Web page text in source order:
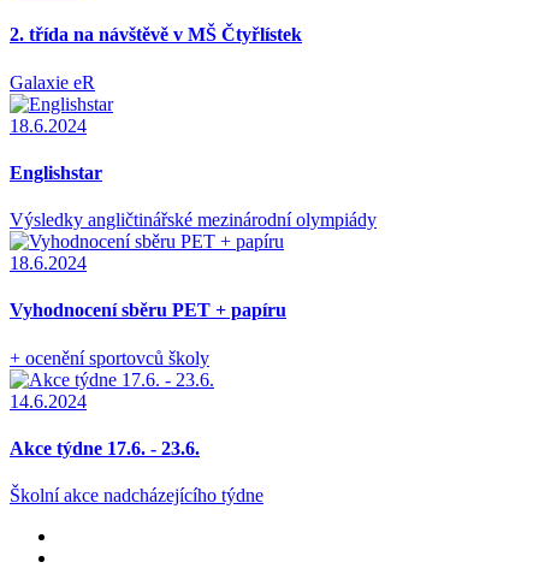
2. třída na návštěvě v MŠ Čtyřlístek
Galaxie eR
18.6.2024
Englishstar
Výsledky angličtinářské mezinárodní olympiády
18.6.2024
Vyhodnocení sběru PET + papíru
+ ocenění sportovců školy
14.6.2024
Akce týdne 17.6. - 23.6.
Školní akce nadcházejícího týdne